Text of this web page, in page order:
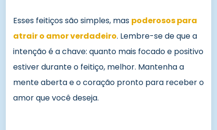
Esses feitiços são simples, mas poderosos para
atrair o amor verdadeiro. Lembre-se de que a
intenção é a chave: quanto mais focado e positivo
estiver durante o feitiço, melhor. Mantenha a
mente aberta e o coração pronto para receber o
amor que você deseja.